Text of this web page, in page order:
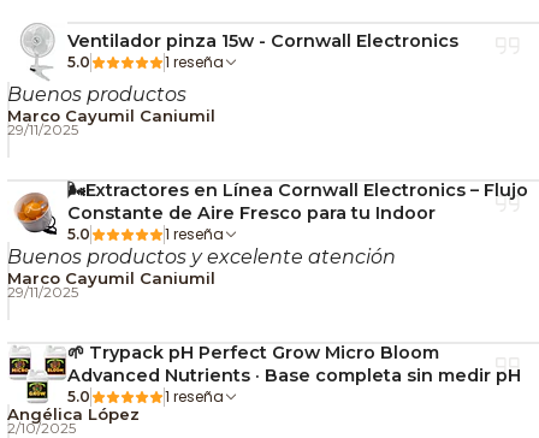
Ventilador pinza 15w - Cornwall Electronics
5.0 1 reseña
Buenos productos
Marco Cayumil Caniumil
29/11/2025
🌬️Extractores en Línea Cornwall Electronics – Flujo
Constante de Aire Fresco para tu Indoor
5.0 1 reseña
Buenos productos y excelente atención
Marco Cayumil Caniumil
29/11/2025
🌱 Trypack pH Perfect Grow Micro Bloom
Advanced Nutrients · Base completa sin medir pH
5.0 1 reseña
Angélica López
2/10/2025